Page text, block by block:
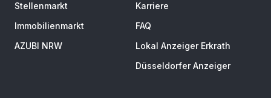
Stellenmarkt
Immobilienmarkt
AZUBI NRW
Karriere
FAQ
Lokal Anzeiger Erkrath
Düsseldorfer Anzeiger